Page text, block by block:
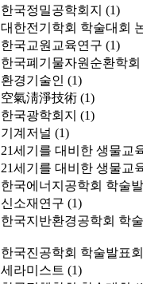
한국정밀공학회지 (1)
대한전기학회 학술대회
한국교원교육연구 (1)
한국폐기물자원순환학회
환경기술인 (1)
空氣淸淨技術 (1)
한국광학회지 (1)
기계저널 (1)
21세기를 대비한 생물교
21세기를 대비한 생물교
한국에너지공학회 학술
신소재연구 (1)
한국지반환경공학회 학
한국진공학회 학술발표
세라미스트 (1)